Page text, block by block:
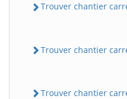
Trouver chantier
Trouver chantier
Trouver chantier